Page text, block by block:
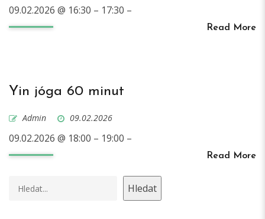
09.02.2026 @ 16:30 – 17:30 –
Read More
Yin jóga 60 minut
Admin 09.02.2026
09.02.2026 @ 18:00 – 19:00 –
Read More
Hledat